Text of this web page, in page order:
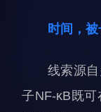
时间，
线索源
子NF-κB既